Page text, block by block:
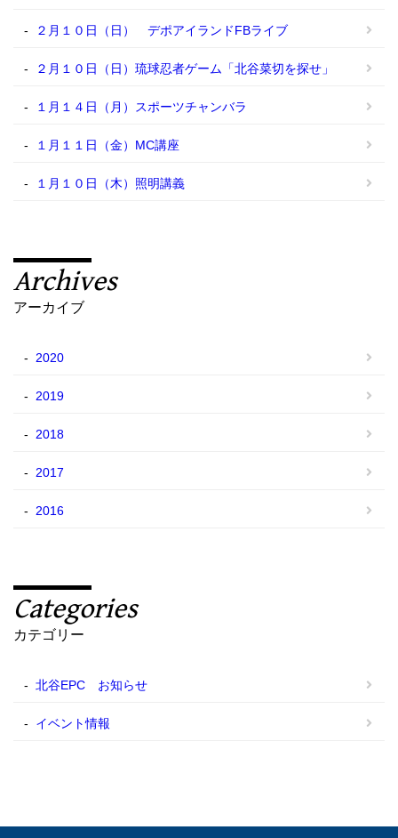
２月１０日（日） デポアイランドFBライブ
２月１０日（日）琉球忍者ゲーム「北谷菜切を探せ」
１月１４日（月）スポーツチャンバラ
１月１１日（金）MC講座
１月１０日（木）照明講義
Archives
アーカイブ
2020
2019
2018
2017
2016
Categories
カテゴリー
北谷EPC お知らせ
イベント情報